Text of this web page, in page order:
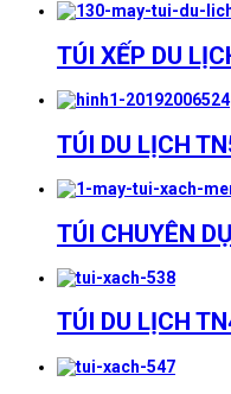
TÚI XẾP DU
TÚI DU LỊCH
TÚI CHUYÊN
TÚI DU LỊCH